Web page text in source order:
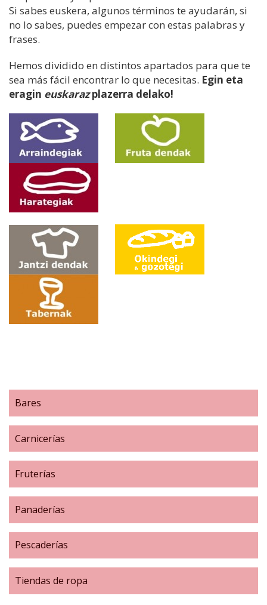
Si sabes euskera, algunos términos te ayudarán, si
no lo sabes, puedes empezar con estas palabras y
frases.
Hemos dividido en distintos apartados para que te
sea más fácil encontrar lo que necesitas. Egin eta
eragin euskarazplazerra delako!
Bares
Carnicerías
Fruterías
Panaderías
Pescaderías
Tiendas de ropa